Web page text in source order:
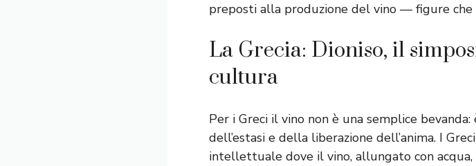
preposti alla produzione del vino — figure
La Grecia: Dioniso, il
cultura
Per i Greci il vino non è una semplice
dell’estasi e della liberazione dell’anima. I
intellettuale dove il vino, allungato con acqua,